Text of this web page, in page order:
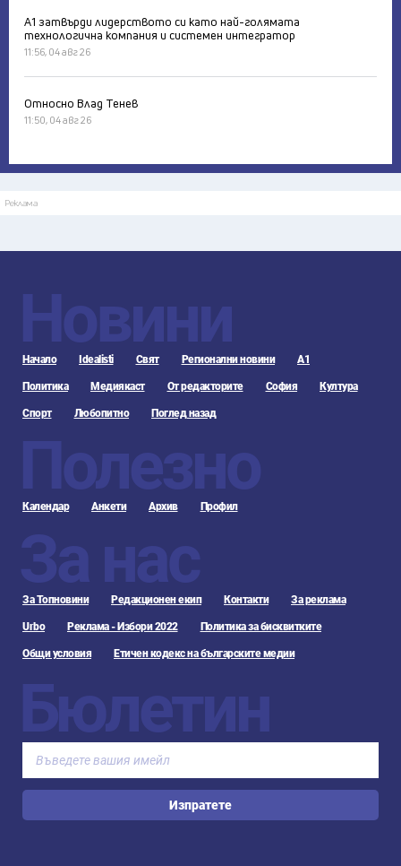
А1 затвърди лидерството си като най-голямата
технологична компания и системен интегратор
11:56, 04 авг 26
Относно Влад Тенев
11:50, 04 авг 26
Реклама
Новини
Начало Idealisti Свят Регионални новини А1
Политика Медиякаст От редакторите София Култура
Спорт Любопитно Поглед назад
Полезно
Календар Анкети Архив Профил
За нас
За Топновини Редакционен екип Контакти За реклама
Urbo Реклама - Избори 2022 Политика за бисквитките
Общи условия Етичен кодекс на българските медии
Бюлетин
Изпратете